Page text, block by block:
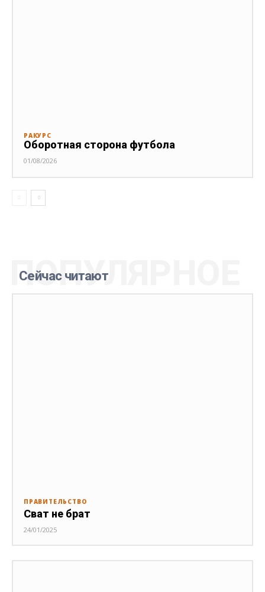
РАКУРС
Оборотная сторона футбола
01/08/2026
Сейчас читают
ПОПУЛЯРНОЕ
ПРАВИТЕЛЬСТВО
Сват не брат
24/01/2025